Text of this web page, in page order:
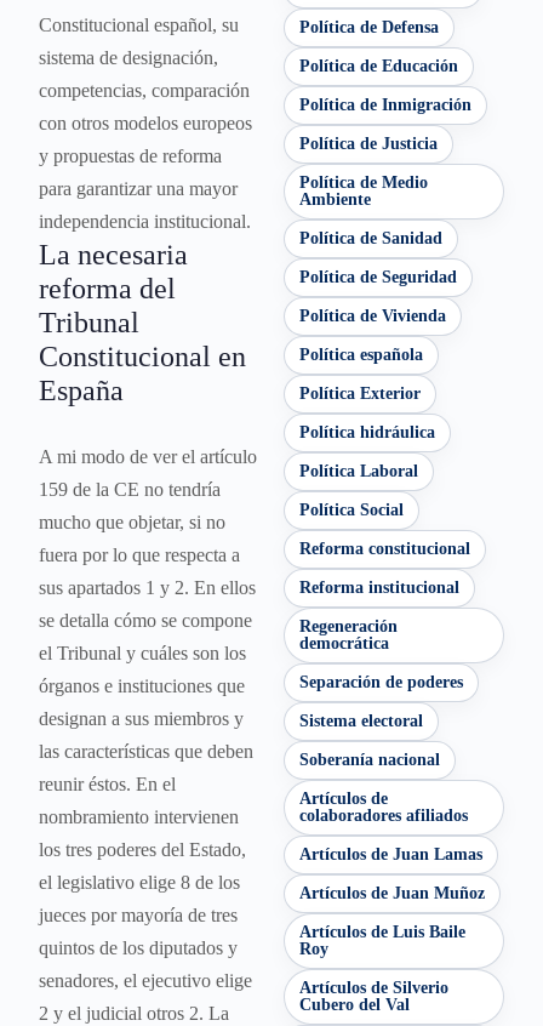
Política de Defensa
Política de Educación
Política de Inmigración
Política de Justicia
Política de Medio
Ambiente
Política de Sanidad
Política de Seguridad
Política de Vivienda
Política española
Política Exterior
Política hidráulica
Política Laboral
Política Social
Reforma constitucional
Reforma institucional
Regeneración
democrática
Separación de poderes
Sistema electoral
Soberanía nacional
Artículos de
colaboradores afiliados
Artículos de Juan Lamas
Artículos de Juan Muñoz
Artículos de Luis Baile
Roy
Artículos de Silverio
Cubero del Val
Constitucional español, su
sistema de designación,
competencias, comparación
con otros modelos europeos
y propuestas de reforma
para garantizar una mayor
independencia institucional.
La necesaria
reforma del
Tribunal
Constitucional en
España
A mi modo de ver el artículo
159 de la CE no tendría
mucho que objetar, si no
fuera por lo que respecta a
sus apartados 1 y 2. En ellos
se detalla cómo se compone
el Tribunal y cuáles son los
órganos e instituciones que
designan a sus miembros y
las características que deben
reunir éstos. En el
nombramiento intervienen
los tres poderes del Estado,
el legislativo elige 8 de los
jueces por mayoría de tres
quintos de los diputados y
senadores, el ejecutivo elige
2 y el judicial otros 2. La